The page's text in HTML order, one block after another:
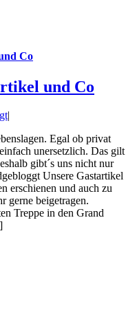
Co
und Co
|
Egal ob privat
unersetzlich. Das gilt
gibt´s uns nicht nur
Unsere Gastartikel
erschienen und auch zu
gerne beigetragen.
Treppe in den Grand